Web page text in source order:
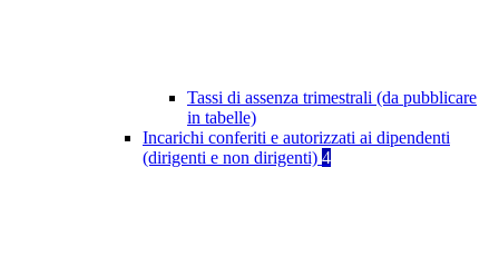
Tassi di assenza trimestrali (da pubblicare
in tabelle)
Incarichi conferiti e autorizzati ai dipendenti
(dirigenti e non dirigenti) 4